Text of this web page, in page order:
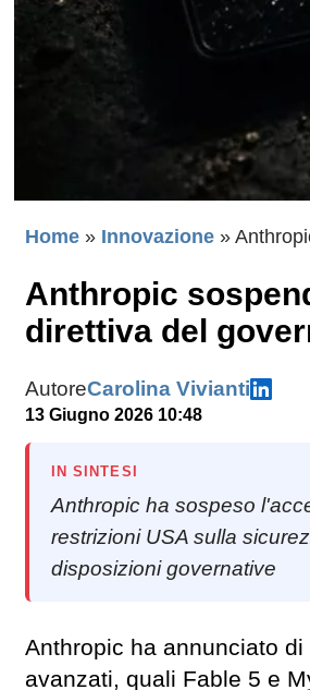
Home » Innovazione »
Anthropic
direttiva del
AutoreCarolina Vivianti
13 Giugno 2026 10:48
IN SINTESI
Anthropic ha sospeso
restrizioni USA sulla
disposizioni governative
Anthropic ha annunciato
avanzati, quali Fable 5 e